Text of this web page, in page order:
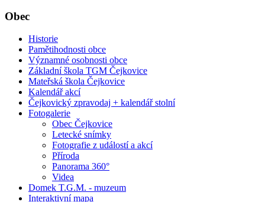
Obec
Historie
Pamětihodnosti obce
Významné osobnosti obce
Základní škola TGM Čejkovice
Mateřská škola Čejkovice
Kalendář akcí
Čejkovický zpravodaj + kalendář stolní
Fotogalerie
Obec Čejkovice
Letecké snímky
Fotografie z událostí a akcí
Příroda
Panorama 360°
Videa
Domek T.G.M. - muzeum
Interaktivní mapa